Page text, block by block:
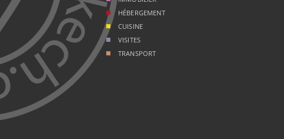
HÉBERGEMENT
CUISINE
VISITES
TRANSPORT